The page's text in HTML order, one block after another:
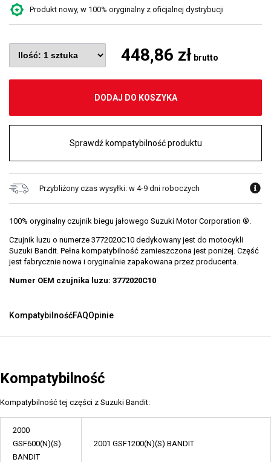
Produkt nowy, w 100% oryginalny z oficjalnej dystrybucji
448,86 zł brutto
DODAJ DO KOSZYKA
Sprawdź kompatybilność produktu
Przybliżony czas wysyłki: w 4-9 dni roboczych
100% oryginalny czujnik biegu jałowego Suzuki Motor Corporation ®.
Czujnik luzu o numerze 3772020C10 dedykowany jest do motocykli
Suzuki Bandit. Pełna kompatybilność zamieszczona jest poniżej. Część
jest fabrycznie nowa i oryginalnie zapakowana przez producenta.
Numer OEM czujnika luzu: 3772020C10
KompatybilnośćFAQOpinie
Kompatybilność
Kompatybilność tej części z Suzuki Bandit:
2000
GSF600(N)(S)
BANDIT
2001 GSF1200(N)(S) BANDIT